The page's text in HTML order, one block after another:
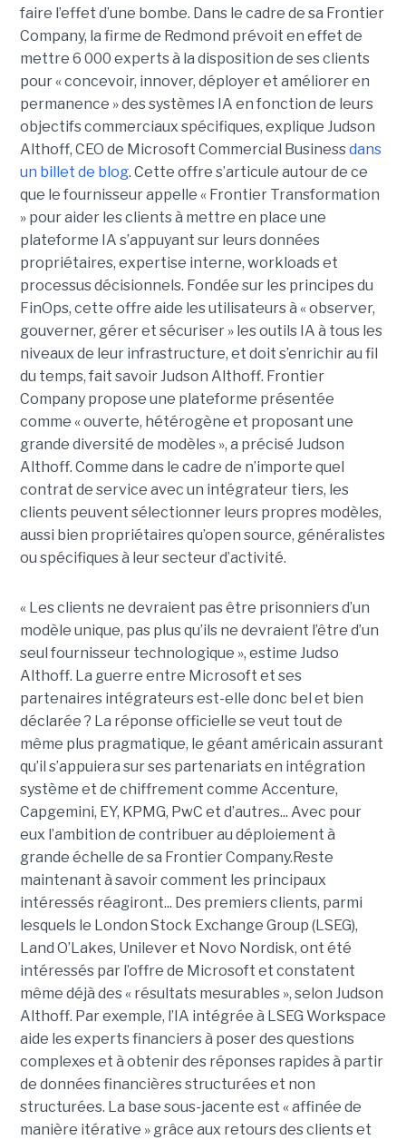
faire l’effet d’une bombe. Dans le cadre de sa Frontier
Company, la firme de Redmond prévoit en effet de
mettre 6 000 experts à la disposition de ses clients
pour « concevoir, innover, déployer et améliorer en
permanence » des systèmes IA en fonction de leurs
objectifs commerciaux spécifiques, explique Judson
Althoff, CEO de Microsoft Commercial Businessdans
un billet de blog. Cette offre s’articule autour de ce
que le fournisseur appelle « Frontier Transformation
» pour aider les clients à mettre en place une
plateforme IA s’appuyant sur leurs données
propriétaires, expertise interne, workloads et
processus décisionnels. Fondée sur les principes du
FinOps, cette offre aide les utilisateurs à « observer,
gouverner, gérer et sécuriser » les outils IA à tous les
niveaux de leur infrastructure, et doit s’enrichir au fil
du temps, fait savoir Judson Althoff. Frontier
Company propose une plateforme présentée
comme « ouverte, hétérogène et proposant une
grande diversité de modèles », a précisé Judson
Althoff. Comme dans le cadre de n’importe quel
contrat de service avec un intégrateur tiers, les
clients peuvent sélectionner leurs propres modèles,
aussi bien propriétaires qu’open source, généralistes
ou spécifiques à leur secteur d’activité.
« Les clients ne devraient pas être prisonniers d’un
modèle unique, pas plus qu’ils ne devraient l’être d’un
seul fournisseur technologique », estime Judso
Althoff. La guerre entre Microsoft et ses
partenaires intégrateurs est-elle donc bel et bien
déclarée ? La réponse officielle se veut tout de
même plus pragmatique, le géant américain assurant
qu’il s’appuiera sur ses partenariats en intégration
système et de chiffrement comme Accenture,
Capgemini, EY, KPMG, PwC et d’autres... Avec pour
eux l’ambition de contribuer au déploiement à
grande échelle de sa Frontier Company.Reste
maintenant à savoir comment les principaux
intéressés réagiront... Des premiers clients, parmi
lesquels le London Stock Exchange Group (LSEG),
Land O’Lakes, Unilever et Novo Nordisk, ont été
intéressés par l’offre de Microsoft et constatent
même déjà des « résultats mesurables », selon Judson
Althoff. Par exemple, l’IA intégrée à LSEG Workspace
aide les experts financiers à poser des questions
complexes et à obtenir des réponses rapides à partir
de données financières structurées et non
structurées. La base sous-jacente est « affinée de
manière itérative » grâce aux retours des clients et